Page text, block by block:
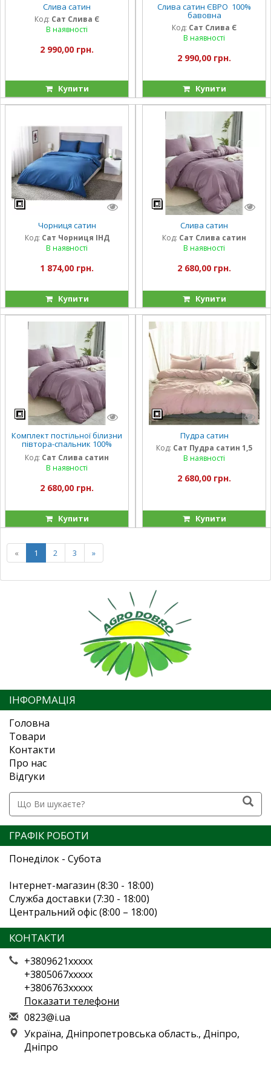
Слива сатин
Код: Сат Слива Є
В наявності
2 990,00 грн.
Купити
Слива сатин ЄВРО 100%
бавовна
Код: Сат Слива Є
В наявності
2 990,00 грн.
Купити
Чорниця сатин
Код: Сат Чорниця ІНД
В наявності
1 874,00 грн.
Купити
Слива сатин
Код: Сат Слива сатин
В наявності
2 680,00 грн.
Купити
Комплект постільної білизни
півтора-спальник 100%
бавовна Слива сатин
Код: Сат Слива сатин
В наявності
2 680,00 грн.
Купити
Пудра сатин
Код: Сат Пудра сатин 1,5
В наявності
2 680,00 грн.
Купити
« 1 2 3 »
ІНФОРМАЦІЯ
Головна
Товари
Контакти
Про нас
Відгуки
ГРАФІК РОБОТИ
Понеділок - Субота
Інтернет-магазин (8:30 - 18:00)
Служба доставки (7:30 - 18:00)
Центральний офіс (8:00 – 18:00)
КОНТАКТИ
+3809621xxxxx
+3805067xxxxx
+3806763xxxxx
Показати телефони
0823@i.ua
Україна, Дніпропетровська область., Дніпро,
Дніпро